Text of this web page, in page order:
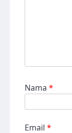
Nama *
Email *